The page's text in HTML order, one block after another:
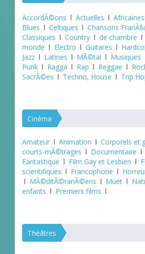
AccordÃ©ons l Actuelles l Africaines
Blues l Celtiques l Chansons
Classiques l Country l de chambre l
monde l Electro l Guitares l
Jazz l Latines l MÃ©tal l Musiques
Punk l Ragga l Rap l Reggae l
SacrÃ©es l Techno, House l Trip
Cinéma
Amateur l Animation l Corporels et
courts-mÃ©trages l Documentaire l
Fantastique l Film Gay et Lesbien l
scientifiques l Francophone l
l MÃ©ditÃ©ranÃ©ens l Muet l
enfants l Premiers films l
Théâtres